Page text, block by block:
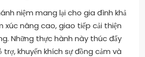
niệm mang lại cho gia đình khả
xúc nâng cao, giao tiếp cải thiện
Những thực hành này thúc đẩy
khuyến khích sự đồng cảm và